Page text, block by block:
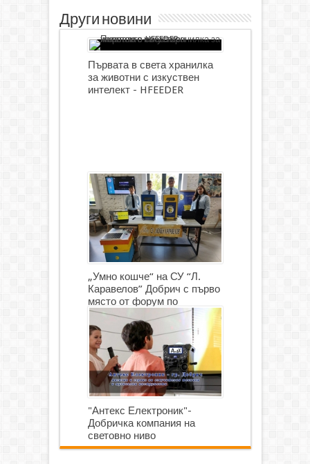
Други новини
Първата в света хранилка
за животни с изкуствен
интелект - HFEEDER
„Умно кошче“ на СУ “Л.
Каравелов” Добрич с първо
място от форум по
роботика
"Антекс Електроник"-
Добричка компания на
световно ниво